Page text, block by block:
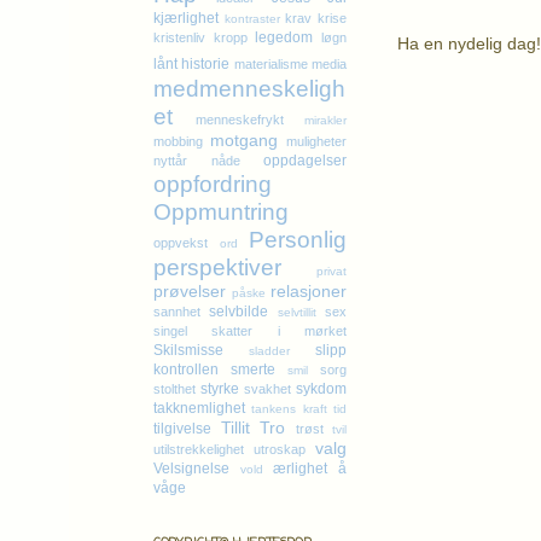
Ha en nydelig dag!
kjærlighet kontraster krav krise
kristenliv kropp legedom løgn
lånt historie materialisme media
medmenneskeligh
et
menneskefrykt mirakler
mobbing motgang
muligheter
nyttår
nåde oppdagelser
oppfordring
Oppmuntring
oppvekst ord
Personlig
perspektiver
privat
prøvelser påske relasjoner
sannhet selvbilde selvtillit
sex
singel
skatter i mørket
Skilsmisse sladder
slipp
kontrollen
smerte smil
sorg
stolthet styrke svakhet sykdom
takknemlighet tankens kraft tid
tilgivelse Tillit Tro trøst tvil
utilstrekkelighet utroskap valg
Velsignelse vold ærlighet
å
våge